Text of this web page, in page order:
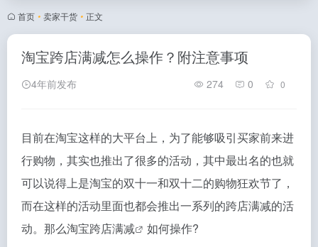
首页 • 卖家干货 • 正文
淘宝跨店满减怎么操作？附注意事项
4年前发布 274 0 0
目前在淘宝这样的大平台上，为了能够吸引买家前来进
行购物，其实也推出了很多的活动，其中最出名的也就
可以说得上是淘宝的双十一和双十二的购物狂欢节了，
而在这样的活动里面也都会推出一系列的跨店满减的活
动。那么淘宝跨店满减 如何操作?